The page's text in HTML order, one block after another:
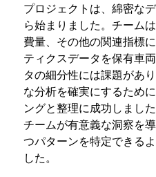
プロジェクトは、綿密な
ら始まりました。チーム
費量、その他の関連指標
ティクスデータを保有車
タの細分性には課題があ
な分析を確実にするため
ングと整理に成功しまし
チームが有意義な洞察を
つパターンを特定できる
した。